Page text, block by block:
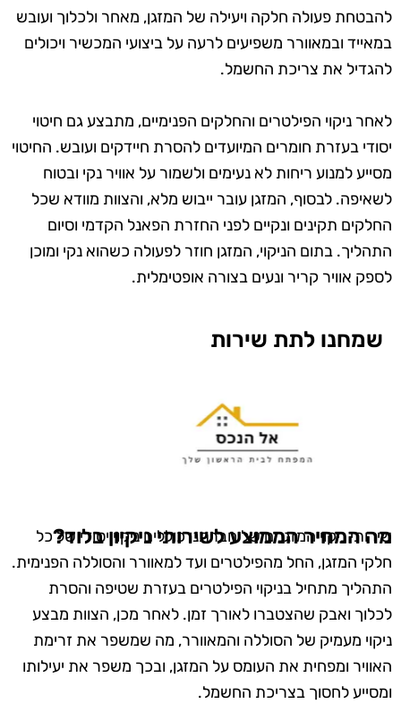
להבטחת פעולה חלקה ויעילה של המזגן, מאחר ולכלוך ועובש
במאייד ובמאוורר משפיעים לרעה על ביצועי המכשיר ויכולים
להגדיל את צריכת החשמל.
לאחר ניקוי הפילטרים והחלקים הפנימיים, מתבצע גם חיטוי
יסודי בעזרת חומרים המיועדים להסרת חיידקים ועובש. החיטוי
מסייע למנוע ריחות לא נעימים ולשמור על אוויר נקי ובטוח
לשאיפה. לבסוף, המזגן עובר ייבוש מלא, והצוות מוודא שכל
החלקים תקינים ונקיים לפני החזרת הפאנל הקדמי וסיום
התהליך. בתום הניקוי, המזגן חוזר לפעולה כשהוא נקי ומוכן
לספק אוויר קריר ונעים בצורה אופטימלית.
שמחנו לתת שירות
מה המחיר הממוצע לשירותי ניקיון בלוד?
שירותי ניקוי המזגנים של חברתנו כוללים ניקוי יסודי של כל
חלקי המזגן, החל מהפילטרים ועד למאוורר והסוללה הפנימית.
התהליך מתחיל בניקוי הפילטרים בעזרת שטיפה והסרת
לכלוך ואבק שהצטברו לאורך זמן. לאחר מכן, הצוות מבצע
ניקוי מעמיק של הסוללה והמאוורר, מה שמשפר את זרימת
האוויר ומפחית את העומס על המזגן, ובכך משפר את יעילותו
ומסייע לחסוך בצריכת החשמל.